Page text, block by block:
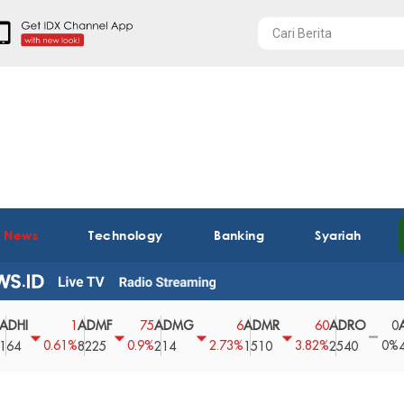
Technology Banking Syariah
0.61%
ADMF
8225
75
0.9%
ADMG
214
2.73%
ADMR
1510
60
3.82%
ADRO
2540
0
0%
AEGS